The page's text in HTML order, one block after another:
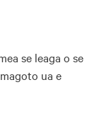
se leaga o se
ua e